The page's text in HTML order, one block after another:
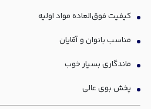
کیفیت فوق‌العاده مواد اولیه
مناسب بانوان و آقایان
ماندگاری بسیار خوب
پخش بوی عالی